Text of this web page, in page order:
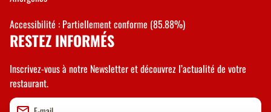
Accessibilité : Partiellement conforme (85.88%)
RESTEZ INFORMÉS
Inscrivez-vous à notre Newsletter et découvrez l’actualité de votre
restaurant.